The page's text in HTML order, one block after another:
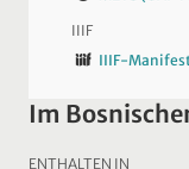
IIIF
IIIF-
Im
ENTHALTEN IN